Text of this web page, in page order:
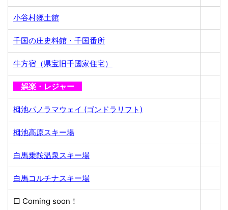
小谷村郷土館
千国の庄史料館・千国番所
牛方宿（県宝旧千國家住宅）
娯楽・レジャー
栂池パノラマウェイ (ゴンドラリフト)
栂池高原スキー場
白馬乗鞍温泉スキー場
白馬コルチナスキー場
□ Coming soon！